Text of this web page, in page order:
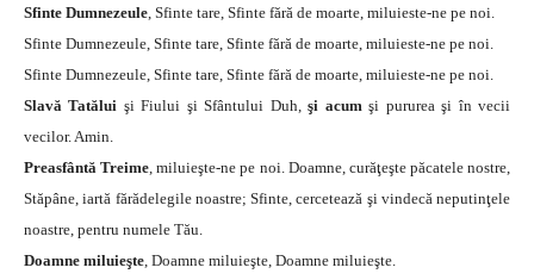
Sfinte Dumnezeule , Sfinte tare, Sfinte fără de moarte, miluieste-ne pe noi.
Sfinte Dumnezeule, Sfinte tare, Sfinte fără de moarte, miluieste-ne pe noi.
Sfinte Dumnezeule, Sfinte tare, Sfinte fără de moarte, miluieste-ne pe noi.
Slavă Tatălui şi Fiului şi Sfântului Duh,şi acum şi pururea şi în vecii
vecilor. Amin.
Preasfântă Treime , miluieşte-ne pe noi. Doamne, curăţeşte păcatele nostre,
Stăpâne, iartă fărădelegile noastre; Sfinte, cercetează şi vindecă neputinţele
noastre, pentru numele Tău.
Doamne miluieşte , Doamne miluieşte, Doamne miluieşte.